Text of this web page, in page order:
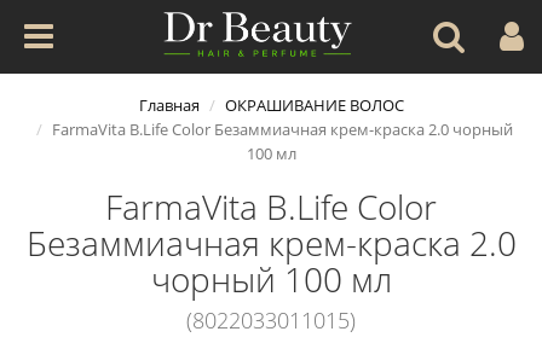
Главная
ОКРАШИВАНИЕ ВОЛОС
FarmaVita B.Life Color Безаммиачная крем-краска 2.0 чорный
100 мл
FarmaVita B.Life Color
Безаммиачная крем-краска 2.0
чорный 100 мл
(8022033011015)